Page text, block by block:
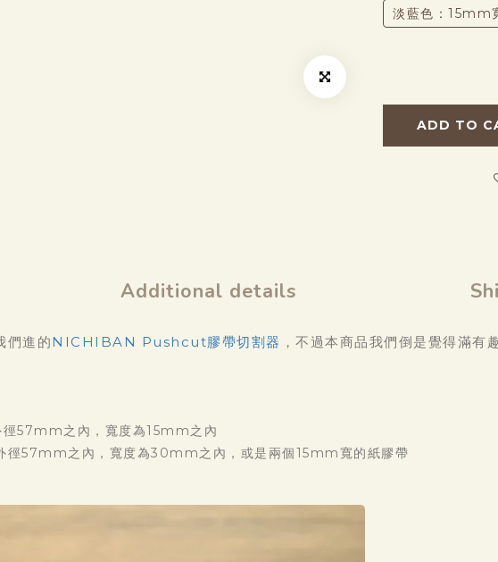
淡藍色：15mm
ADD TO
Additional details
們進的NICHIBAN Pushcut膠帶切割器 ，不過本商品我們倒是覺得滿有
57mm之內，寬度為15mm之內
57mm之內，寬度為30mm之內，或是兩個15mm寬的紙膠帶